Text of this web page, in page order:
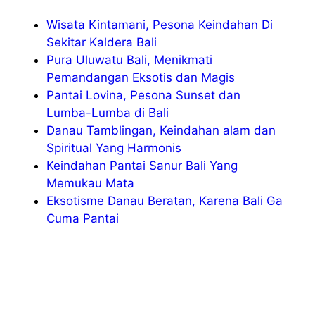
Wisata Kintamani, Pesona Keindahan Di
Sekitar Kaldera Bali
Pura Uluwatu Bali, Menikmati
Pemandangan Eksotis dan Magis
Pantai Lovina, Pesona Sunset dan
Lumba-Lumba di Bali
Danau Tamblingan, Keindahan alam dan
Spiritual Yang Harmonis
Keindahan Pantai Sanur Bali Yang
Memukau Mata
Eksotisme Danau Beratan, Karena Bali Ga
Cuma Pantai